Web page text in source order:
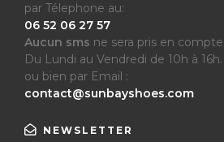
par Télephone au:
06 52 06 27 57
Aucun sms ne sera pris en compte
Du Lundi au Vendredi de 10h à 16h.
ou bien par Email :
contact@sunbayshoes.com
NEWSLETTER